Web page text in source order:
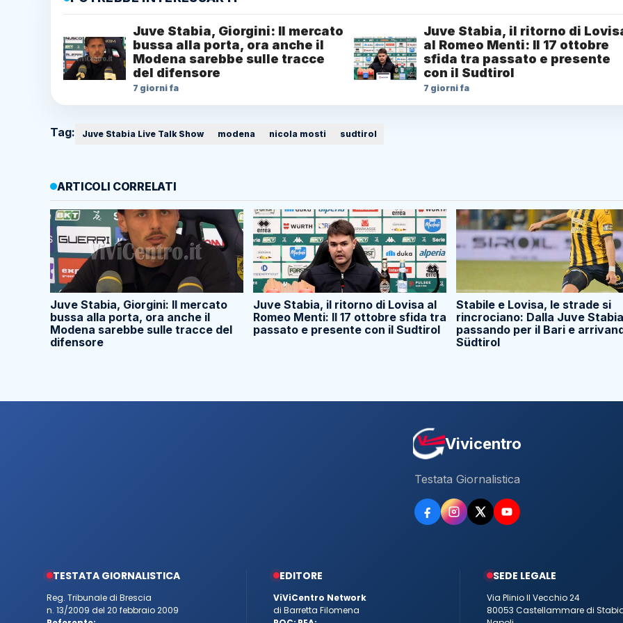
Juve Stabia, Giorgini: Il mercato
bussa alla porta, ora anche il
Modena sarebbe sulle tracce
del difensore
7 giorni fa
Juve Stabia, il ritorno di
al Romeo Menti: Il 17 ottobre
sfida tra passato e presente
con il Sudtirol
7 giorni fa
Tag: Juve Stabia Live Talk Show modena nicola mosti sudtirol
ARTICOLI CORRELATI
Juve Stabia, Giorgini: Il mercato
bussa alla porta, ora anche il
Modena sarebbe sulle tracce del
difensore
Juve Stabia, il ritorno di Lovisa al
Romeo Menti: Il 17 ottobre sfida tra
passato e presente con il Sudtirol
Stabile e Lovisa, le strade si
rincrociano: Dalla Juve
passando per il Bari e
Südtirol
Vivicentro
Testata Giornalistica
TESTATA GIORNALISTICA
Reg. Tribunale di Brescia
n. 13/2009 del 20 febbraio 2009
EDITORE
ViViCentro Network
di Barretta Filomena
SEDE LEGALE
Via Plinio Il Vecchio 24
80053 Castellammare di